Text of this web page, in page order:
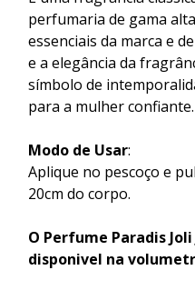
perfumaria de gama
essenciais da marca e
e a elegância da
símbolo de
para a mulher confiante.
Modo de Usar:
Aplique no pescoço e
20cm do corpo.
O Perfume Paradis
disponivel na